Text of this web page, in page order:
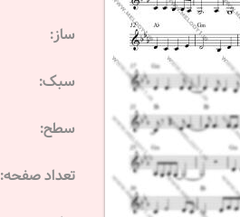
ساز:
سبک:
سطح:
تعداد صفحه: